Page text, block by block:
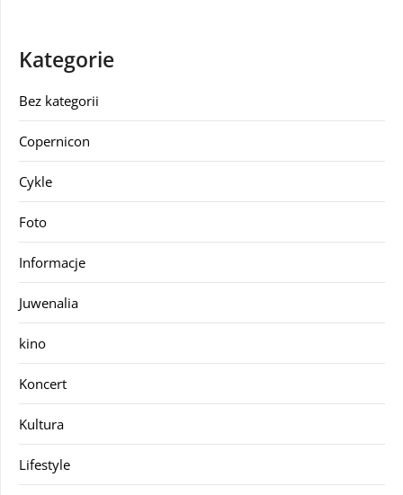
Kategorie
Bez kategorii
Copernicon
Cykle
Foto
Informacje
Juwenalia
kino
Koncert
Kultura
Lifestyle